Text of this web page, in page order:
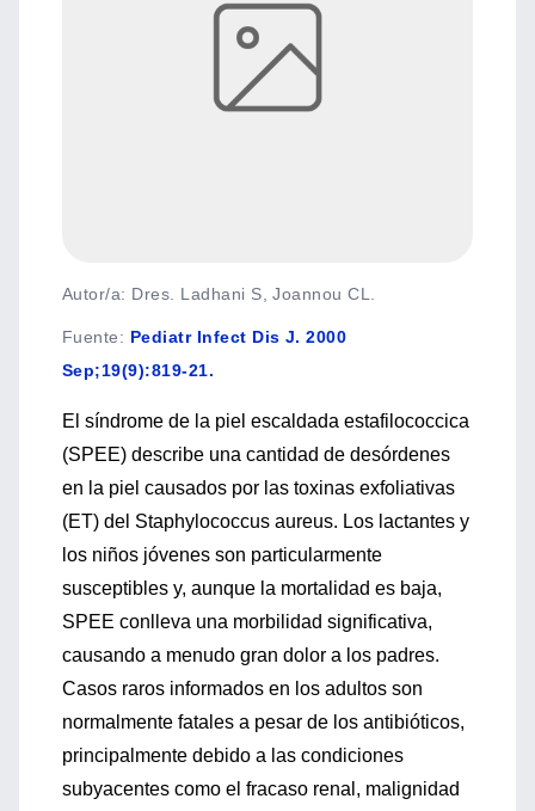
Autor/a: Dres. Ladhani S, Joannou CL.
Fuente: Pediatr Infect Dis J. 2000
Sep;19(9):819-21.
El síndrome de la piel escaldada estafilococcica
(SPEE) describe una cantidad de desórdenes
en la piel causados por las toxinas exfoliativas
(ET) del Staphylococcus aureus. Los lactantes y
los niños jóvenes son particularmente
susceptibles y, aunque la mortalidad es baja,
SPEE conlleva una morbilidad significativa,
causando a menudo gran dolor a los padres.
Casos raros informados en los adultos son
normalmente fatales a pesar de los antibióticos,
principalmente debido a las condiciones
subyacentes como el fracaso renal, malignidad